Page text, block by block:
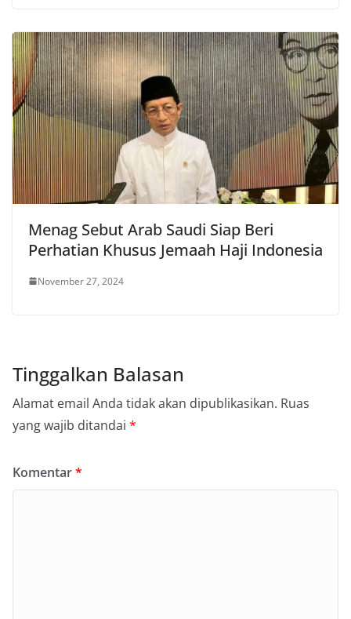
Menag Sebut Arab Saudi Siap Beri
Perhatian Khusus Jemaah Haji Indonesia
November 27, 2024
Tinggalkan Balasan
Alamat email Anda tidak akan dipublikasikan. Ruas
yang wajib ditandai *
Komentar*